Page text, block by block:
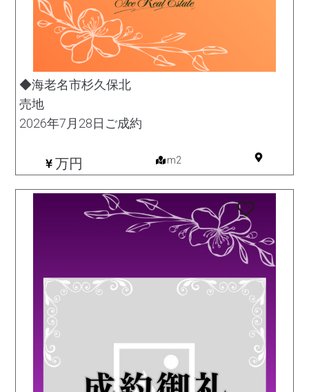
◆海老名市杉久保北
売地
2026年7月28日ご成約
万円 m2